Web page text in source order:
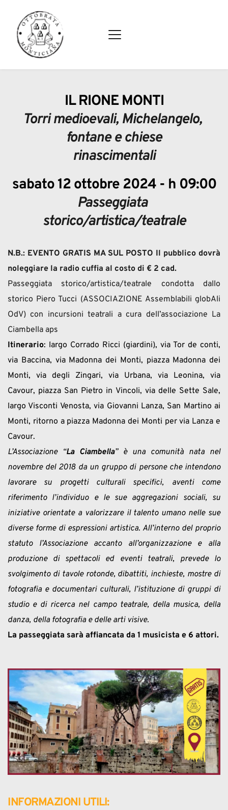
IL RIONE MONTI
Torri medioevali, Michelangelo,
fontane e chiese
rinascimentali
sabato 12 ottobre 2024 - h 09:00
Passeggiata
storico/artistica/teatrale
N.B.: EVENTO GRATIS MA SUL POSTO Il pubblico dovrà
noleggiare la radio cuffia al costo di € 2 cad.
Passeggiata storico/artistica/teatrale condotta dallo
storico Piero Tucci (ASSOCIAZIONE Assemblabili globAli
OdV) con incursioni teatrali a cura dell’associazione La
Ciambella aps
Itinerario: largo Corrado Ricci (giardini), via Tor de conti,
via Baccina, via Madonna dei Monti, piazza Madonna dei
Monti, via degli Zingari, via Urbana, via Leonina, via
Cavour, piazza San Pietro in Vincoli, via delle Sette Sale,
largo Visconti Venosta, via Giovanni Lanza, San Martino ai
Monti, ritorno a piazza Madonna dei Monti per via Lanza e
Cavour.
L’Associazione “La Ciambella” è una comunità nata nel
novembre del 2018 da un gruppo di persone che intendono
lavorare su progetti culturali specifici, aventi come
riferimento l’individuo e le sue aggregazioni sociali, su
iniziative orientate a valorizzare il talento umano nelle sue
diverse forme di espressioni artistica. All’interno del proprio
statuto l’Associazione accanto all’organizzazione e alla
produzione di spettacoli ed eventi teatrali, prevede lo
svolgimento di tavole rotonde, dibattiti, inchieste, mostre di
fotografia e documentari culturali, l’istituzione di gruppi di
studio e di ricerca nel campo teatrale, della musica, della
danza, della fotografia e delle arti visive.
INFORMAZIONI UTILI: